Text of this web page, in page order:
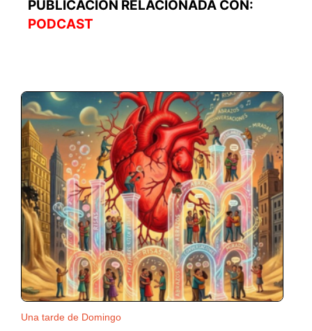
PUBLICACIÓN RELACIONADA CON:
PODCAST
Una tarde de Domingo